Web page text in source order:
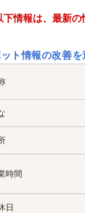
情報は、最新の
ット情報の改善を
時間
日